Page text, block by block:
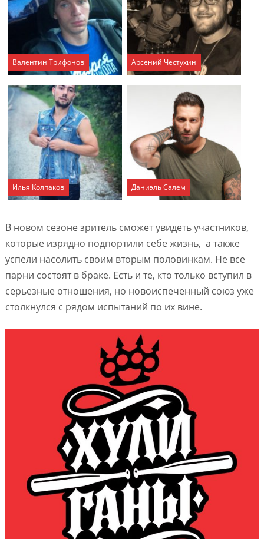
Валентин Трифонов Арсений Честухин
Илья Колпаков Даниэль Салем
В новом сезоне зритель сможет увидеть участников,
которые изрядно подпортили себе жизнь, а также
успели насолить своим вторым половинкам. Не все
парни состоят в браке. Есть и те, кто только вступил в
серьезные отношения, но новоиспеченный союз уже
столкнулся с рядом испытаний по их вине.